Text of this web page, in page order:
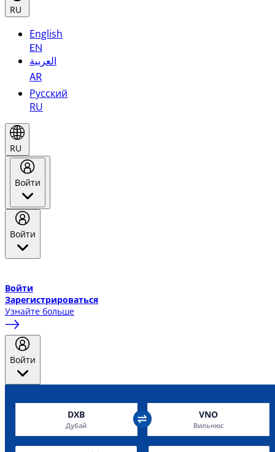
RU
English
EN
العربية
AR
Русский
RU
RU
Войти
Войти
Войти
Зарегистрироваться
Узнайте больше
Войти
DXB
Дубай
VNO
Вильнюс